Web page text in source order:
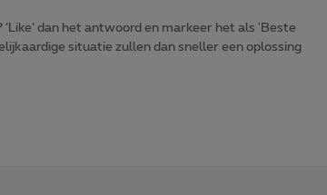
dan het antwoord en markeer het als 'Beste
situatie zullen dan sneller een oplossing